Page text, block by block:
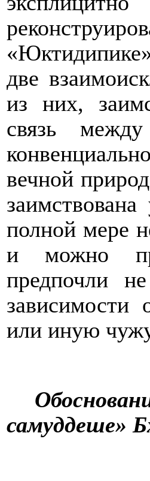
две
из них,
связь
вечной
полной мере
и можно
предпочли
зависимости
или иную
самуддеше»